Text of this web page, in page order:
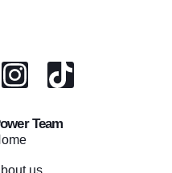
Team